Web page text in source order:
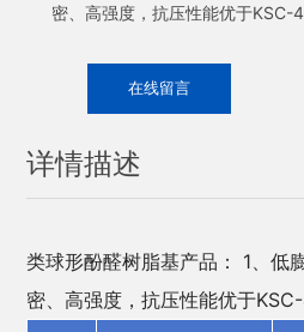
密、高强度，抗压性能优于KSC-
在线留言
详情描述
类球形酚醛树脂基产品： 1、低
密、高强度，抗压性能优于KSC-